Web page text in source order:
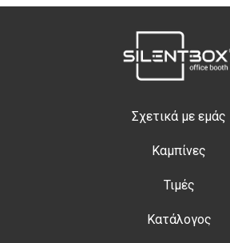
Σχετικά με εμάς
Καμπίνες
Τιμές
Κατάλογος